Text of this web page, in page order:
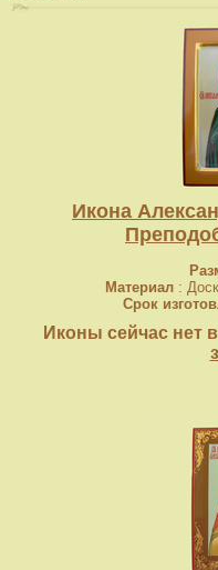
Икона
Материал:
Срок
Иконы сейчас нет